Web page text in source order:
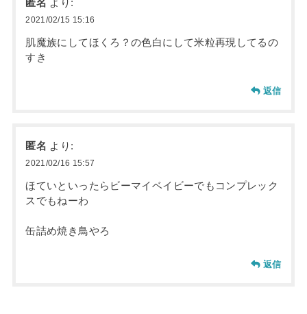
匿名 より:
2021/02/15 15:16
肌魔族にしてほくろ？の色白にして米粒再現してるの
すき
返信
匿名 より:
2021/02/16 15:57
ほていといったらビーマイベイビーでもコンプレック
スでもねーわ
缶詰め焼き鳥やろ
返信